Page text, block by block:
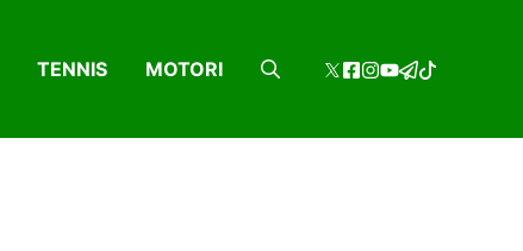
TENNIS MOTORI